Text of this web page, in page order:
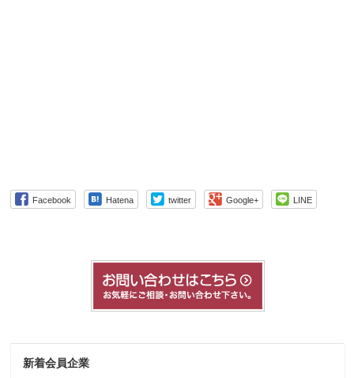
Facebook Hatena twitter Google+ LINE
新着会員企業